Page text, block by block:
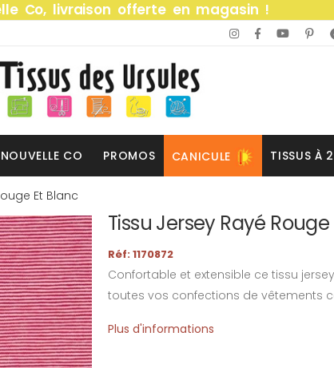
Co, livraison offerte en magasin !
NOUVELLE CO PROMOS CANICULE TISSUS À
Et Blanc
Tissu Jersey Rayé
Réf: 1170872
Confortable et extensible ce tissu
toutes vos confections de vêtements
Plus d'informations